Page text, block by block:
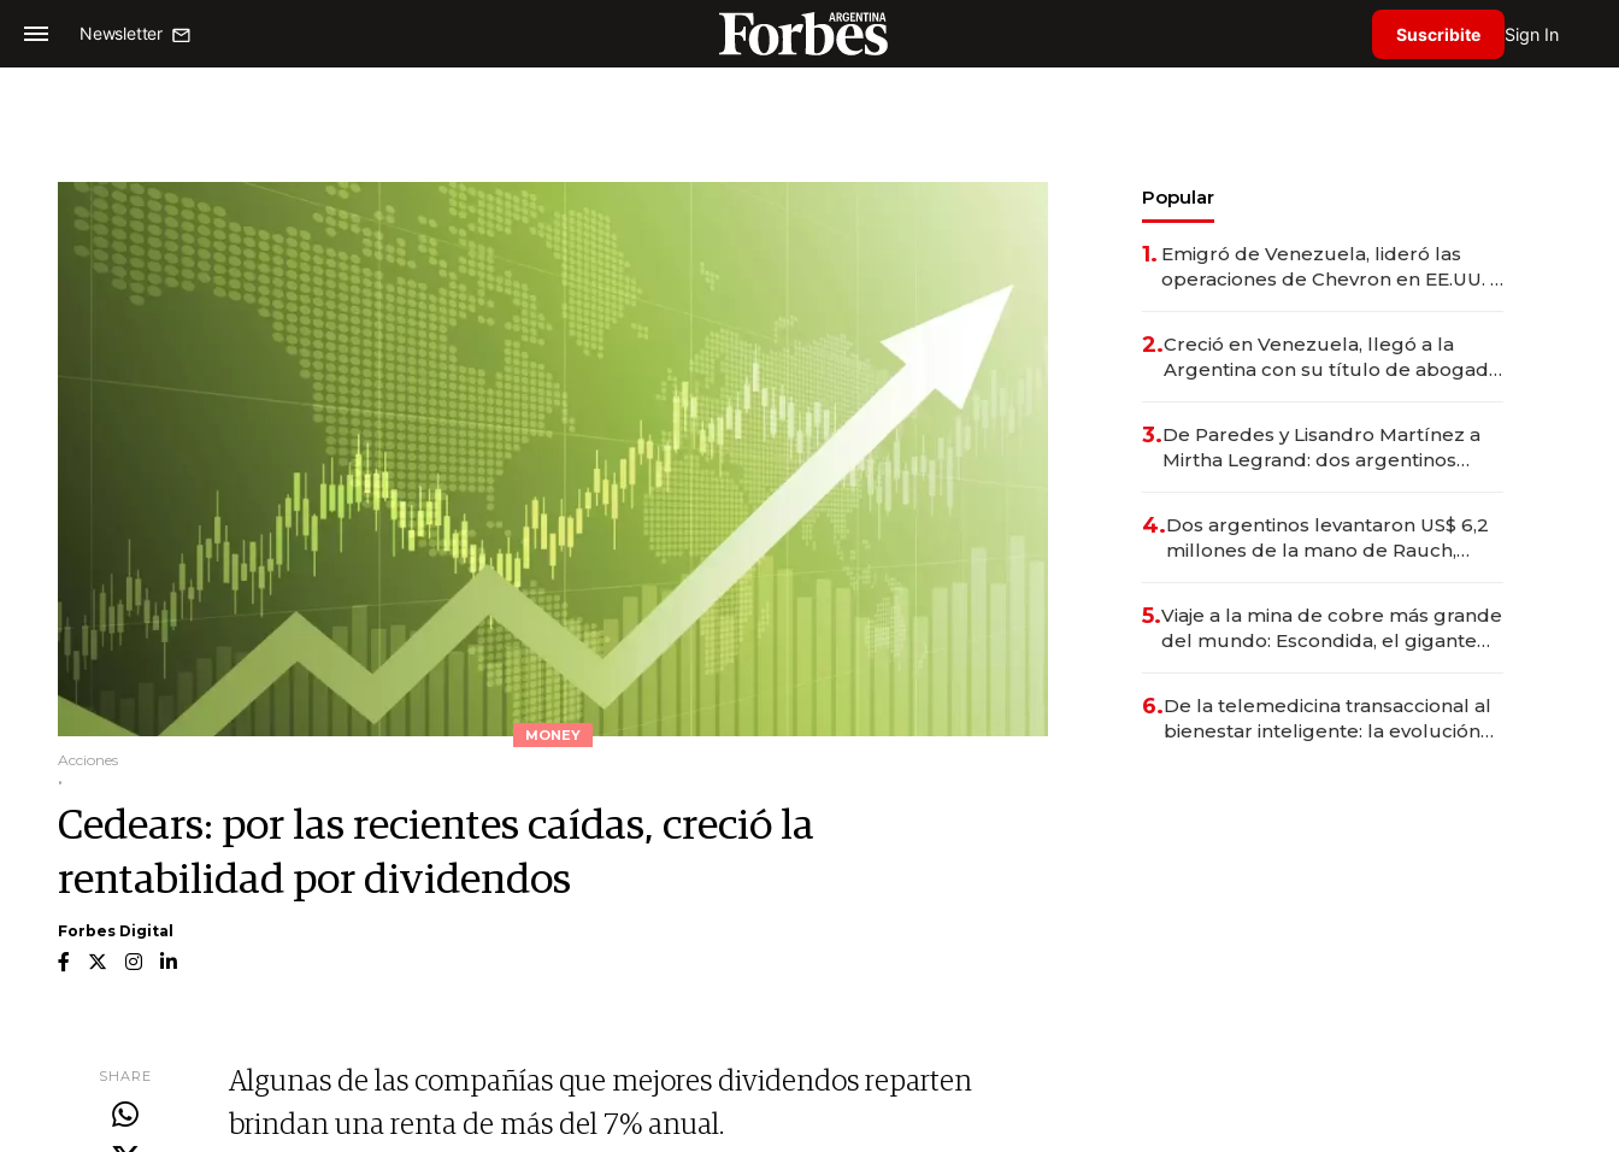
Newsletter Suscribite Sign In
MONEY
Acciones
.
Cedears: por las recientes caídas, creció la
rentabilidad por dividendos
Forbes Digital
SHARE
Algunas de las compañías que mejores dividendos reparten
brindan una renta de más del 7% anual.
Popular
1. Emigró de Venezuela, lideró las
operaciones de Chevron en EE.UU. y
2.Creció en Venezuela, llegó a la
Argentina con su título de abogado
marcas "fast premium"
3.De Paredes y Lisandro Martínez a
Mirtha Legrand: dos argentinos
deportivo y el cuidado corporal
4.Dos argentinos levantaron US$ 6,2
millones de la mano de Rauch,
5.Viaje a la mina de cobre más grande
del mundo: Escondida, el gigante
6.De la telemedicina transaccional al
bienestar inteligente: la evolución